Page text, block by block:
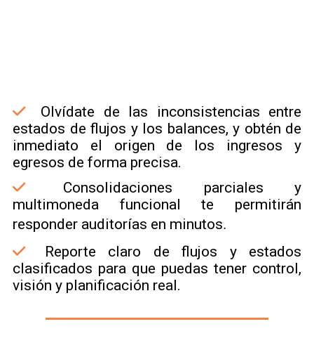
Olvídate de las inconsistencias entre
estados de flujos y los balances, y obtén de
inmediato el origen de los ingresos y
egresos de forma precisa.
Consolidaciones parciales y
multimoneda funcional te permitirán
responder auditorías en minutos.
Reporte claro de flujos y estados
clasificados para que puedas tener control,
visión y planificación real.